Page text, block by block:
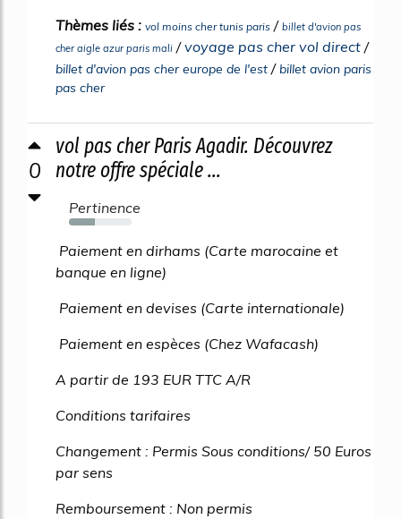
Thèmes liés : vol moins cher tunis paris / billet d'avion pas
cher aigle azur paris mali /voyage pas cher vol direct /
billet d'avion pas cher europe de l'est /billet avion paris
pas cher
0
vol pas cher Paris Agadir. Découvrez
notre offre spéciale ...
Pertinence
41%
Paiement en dirhams (Carte marocaine et
banque en ligne)
Paiement en devises (Carte internationale)
Paiement en espèces (Chez Wafacash)
A partir de 193 EUR TTC A/R
Conditions tarifaires
Changement : Permis Sous conditions/ 50 Euros
par sens
Remboursement : Non permis